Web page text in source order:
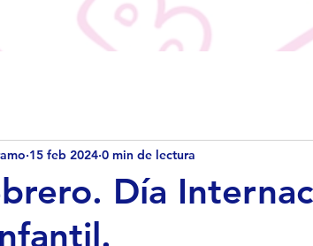
Día
15 feb 2024 0 min de lectura